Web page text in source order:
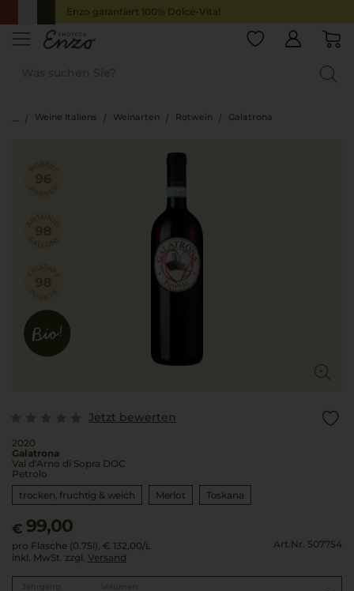
Enzo garantiert 100% Dolce-Vita!
Weine Italiens Weinarten Rotwein Galatrona
Jetzt bewerten
2020
Galatrona
Val d'Arno di Sopra DOC
Petrolo
trocken, fruchtig & weich
Merlot Toskana
€ 99,00
pro Flasche (0.75l), € 132,00/L
inkl. MwSt. zzgl. Versand
Art.Nr. 507754